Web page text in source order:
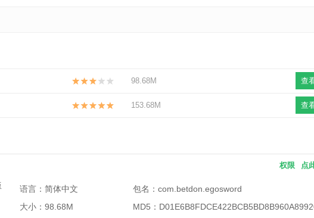
查
98.68M
查
153.68M
点
权限
语言：简体中文
大小：98.68M
包名： com.betdon.egosword
MD5：